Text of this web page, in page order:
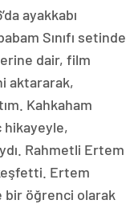
ayakkabı
Sınıfı setinde
dair, film
aktararak,
Kahkaham
Rahmetli Ertem
Ertem
bir öğrenci olarak